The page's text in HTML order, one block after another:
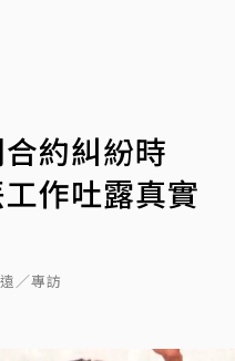
約糾紛時
工作吐露真實
／專訪